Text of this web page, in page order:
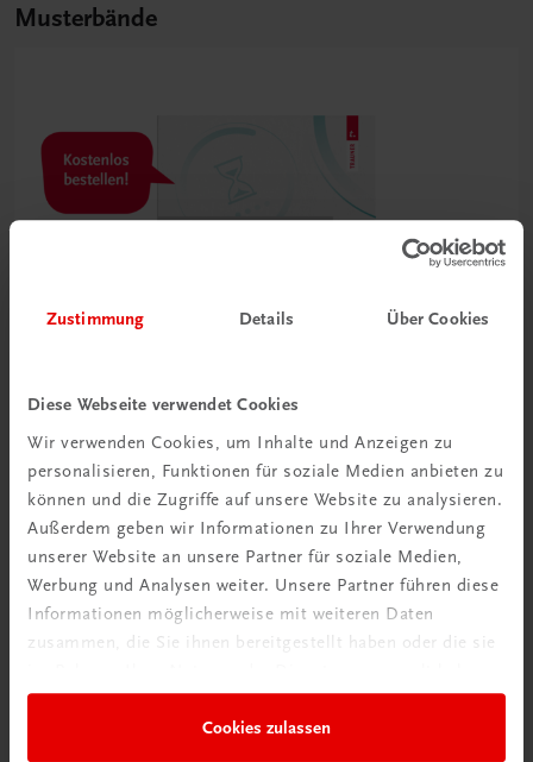
Zustimmung Details Über Cookies
Diese Webseite verwendet Cookies
Wir verwenden Cookies, um Inhalte und Anzeigen zu
personalisieren, Funktionen für soziale Medien anbieten zu
können und die Zugriffe auf unsere Website zu analysieren.
Außerdem geben wir Informationen zu Ihrer Verwendung
unserer Website an unsere Partner für soziale Medien,
Werbung und Analysen weiter. Unsere Partner führen diese
Informationen möglicherweise mit weiteren Daten
zusammen, die Sie ihnen bereitgestellt haben oder die sie
Cookies zulassen
Musterbände
Praxisblicke Tourismus – Wirtschaft,
Finanzmanagement und unternehmerisches Handeln
HLT
NEUER LEHRPLAN MUSTERBAND
€ 0,00